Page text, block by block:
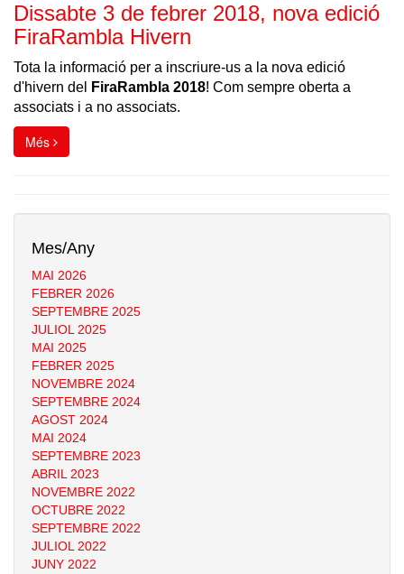
Dissabte 3 de febrer 2018, nova edició
FiraRambla Hivern
Tota la informació per a inscriure-us a la nova edició
d'hivern del
FiraRambla 2018! Com sempre oberta a
associats i a no associats.
Més
Mes/Any
MAI 2026
FEBRER 2026
SEPTEMBRE 2025
JULIOL 2025
MAI 2025
FEBRER 2025
NOVEMBRE 2024
SEPTEMBRE 2024
AGOST 2024
MAI 2024
SEPTEMBRE 2023
ABRIL 2023
NOVEMBRE 2022
OCTUBRE 2022
SEPTEMBRE 2022
JULIOL 2022
JUNY 2022